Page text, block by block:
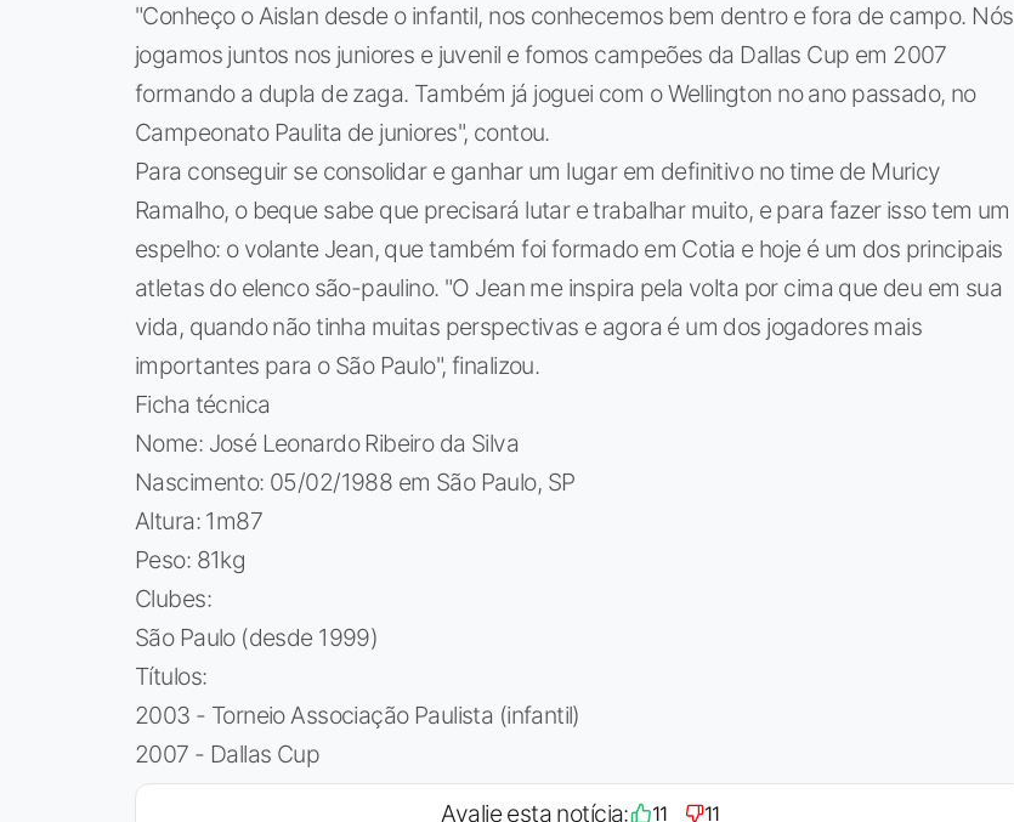
"Conheço o Aislan desde o infantil, nos conhecemos bem dentro e fora de campo. Nós
jogamos juntos nos juniores e juvenil e fomos campeões da Dallas Cup em 2007
formando a dupla de zaga. Também já joguei com o Wellington no ano passado, no
Campeonato Paulita de juniores", contou.
Para conseguir se consolidar e ganhar um lugar em definitivo no time de Muricy
Ramalho, o beque sabe que precisará lutar e trabalhar muito, e para fazer isso tem um
espelho: o volante Jean, que também foi formado em Cotia e hoje é um dos principais
atletas do elenco são-paulino. "O Jean me inspira pela volta por cima que deu em sua
vida, quando não tinha muitas perspectivas e agora é um dos jogadores mais
importantes para o São Paulo", finalizou.
Ficha técnica
Nome: José Leonardo Ribeiro da Silva
Nascimento: 05/02/1988 em São Paulo, SP
Altura: 1m87
Peso: 81kg
Clubes:
São Paulo (desde 1999)
Títulos:
2003 - Torneio Associação Paulista (infantil)
2007 - Dallas Cup
Avalie esta notícia: 11 11